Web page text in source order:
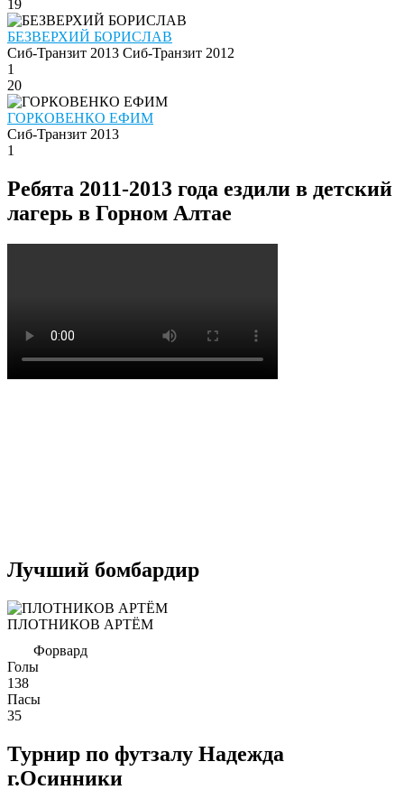
19
БЕЗВЕРХИЙ БОРИСЛАВ
Сиб-Транзит 2013 Сиб-Транзит 2012
1
20
ГОРКОВЕНКО ЕФИМ
Сиб-Транзит 2013
1
Ребята 2011-2013 года ездили в детский
лагерь в Горном Алтае
Лучший бомбардир
ПЛОТНИКОВ АРТЁМ
Форвард
Голы
138
Пасы
35
Турнир по футзалу Надежда
г.Осинники